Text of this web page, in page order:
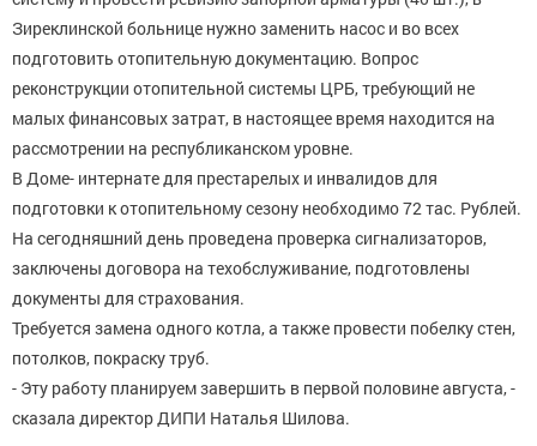
Зиреклинской больнице нужно заменить насос и во всех
подготовить отопительную документацию. Вопрос
реконструкции отопительной системы ЦРБ, требующий не
малых финансовых затрат, в настоящее время находится на
рассмотрении на республиканском уровне.
В Доме- интернате для престарелых и инвалидов для
подготовки к отопительному сезону необходимо 72 тас. Рублей.
На сегодняшний день проведена проверка сигнализаторов,
заключены договора на техобслуживание, подготовлены
документы для страхования.
Требуется замена одного котла, а также провести побелку стен,
потолков, покраску труб.
- Эту работу планируем завершить в первой половине августа, -
сказала директор ДИПИ Наталья Шилова.